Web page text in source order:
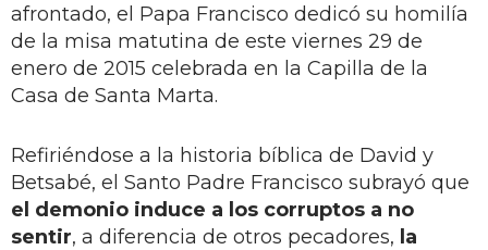
afrontado, el Papa Francisco dedicó su homilía
de la misa matutina de este viernes 29 de
enero de 2015 celebrada en la Capilla de la
Casa de Santa Marta.
Refiriéndose a la historia bíblica de David y
Betsabé, el Santo Padre Francisco subrayó que
el demonio induce a los corruptos a no
sentir, a diferencia de otros pecadores, la